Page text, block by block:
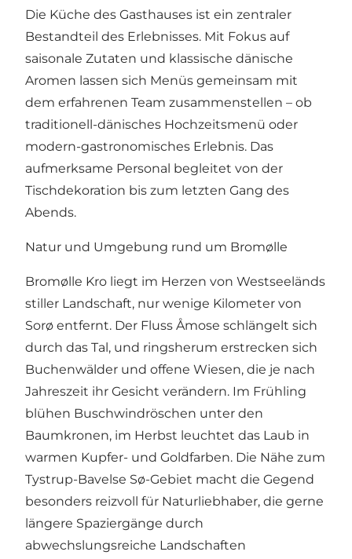
Die Küche des Gasthauses ist ein zentraler
Bestandteil des Erlebnisses. Mit Fokus auf
saisonale Zutaten und klassische dänische
Aromen lassen sich Menüs gemeinsam mit
dem erfahrenen Team zusammenstellen – ob
traditionell-dänisches Hochzeitsmenü oder
modern-gastronomisches Erlebnis. Das
aufmerksame Personal begleitet von der
Tischdekoration bis zum letzten Gang des
Abends.
Natur und Umgebung rund um Bromølle
Bromølle Kro liegt im Herzen von Westseeländs
stiller Landschaft, nur wenige Kilometer von
Sorø entfernt. Der Fluss Åmose schlängelt sich
durch das Tal, und ringsherum erstrecken sich
Buchenwälder und offene Wiesen, die je nach
Jahreszeit ihr Gesicht verändern. Im Frühling
blühen Buschwindröschen unter den
Baumkronen, im Herbst leuchtet das Laub in
warmen Kupfer- und Goldfarben. Die Nähe zum
Tystrup-Bavelse Sø-Gebiet macht die Gegend
besonders reizvoll für Naturliebhaber, die gerne
längere Spaziergänge durch
abwechslungsreiche Landschaften